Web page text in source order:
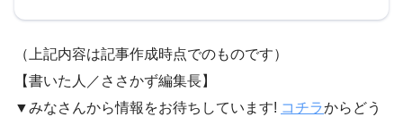
（上記内容は記事作成時点でのものです）
【書いた人／ささかず編集長】
▼みなさんから情報をお待ちしています! コチラからどう